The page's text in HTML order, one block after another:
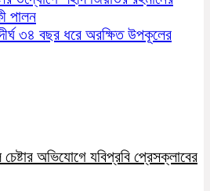
পালন
৩৪ বছর ধরে অরক্ষিত উপকূলের
চেষ্টার অভিযোগে যবিপ্রবি প্রেসক্লাবের